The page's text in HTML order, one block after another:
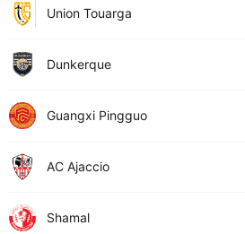
Union Touarga
Dunkerque
Guangxi Pingguo
AC Ajaccio
Shamal